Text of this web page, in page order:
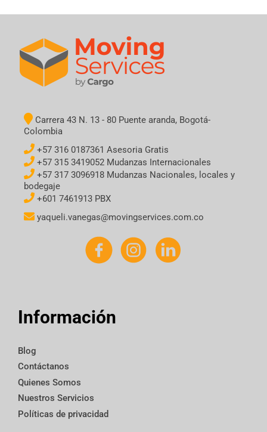
Carrera 43 N. 13 - 80 Puente aranda, Bogotá-
Colombia
+57 316 0187361 Asesoria Gratis
+57 315 3419052 Mudanzas Internacionales
+57 317 3096918 Mudanzas Nacionales, locales y
bodegaje
+601 7461913 PBX
yaqueli.vanegas@movingservices.com.co
Información
Blog
Contáctanos
Quienes Somos
Nuestros Servicios
Políticas de privacidad